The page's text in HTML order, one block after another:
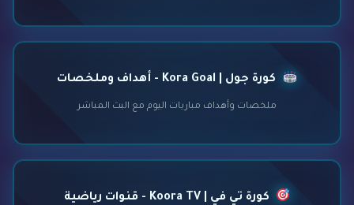
كورة جول | Kora Goal - أهداف وملخصات
ملخصات وأهداف مباريات اليوم مع البث المباشر
كورة تي في | Koora TV - قنوات رياضية